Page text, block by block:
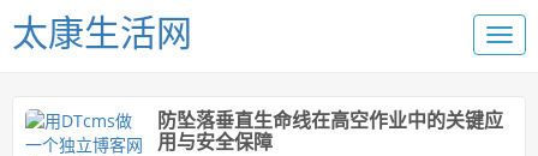
太康生活网
防坠落垂直生命线在高空作业中的关键应
用与安全保障